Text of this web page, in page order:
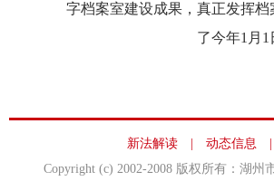
字档案室建设成果，真正发挥
了今年1月
新法解读 动态信息
Copyright (c) 2002-2008 版权所有：湖